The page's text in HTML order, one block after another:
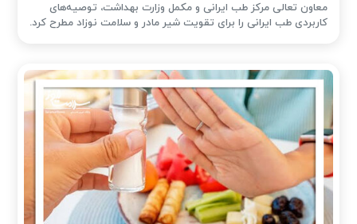
معاون تعالی مرکز طب ایرانی و مکمل وزارت بهداشت، توصیه‌های
کاربردی طب ایرانی را برای تقویت شیر مادر و سلامت نوزاد مطرح کرد.